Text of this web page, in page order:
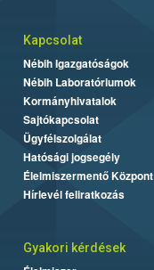
Kapcsolat
Nébih Igazgatóságok
Nébih Laboratóriumok
Kormányhivatalok
Sajtókapcsolat
Ügyfélszolgálat
Hatósági jogsegély
Élelmiszermentő Központ
Hírlevél feliratkozás
Gyakori kérdések